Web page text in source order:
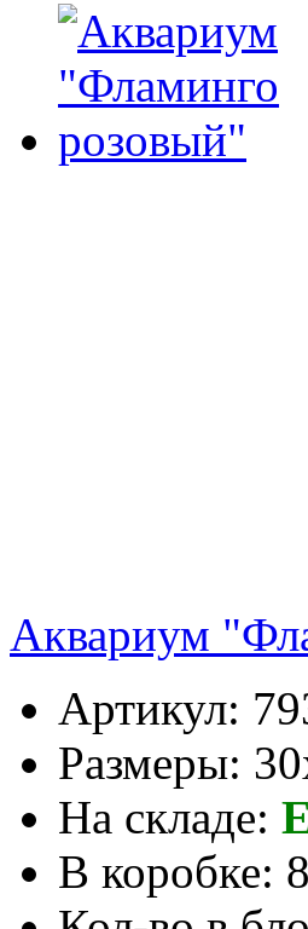
Аквариум
Артикул:
Размеры:
На складе:
В коробке: